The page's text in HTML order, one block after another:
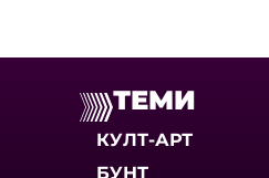
ТЕМИ
КУЛТ-АРТ
БУНТ